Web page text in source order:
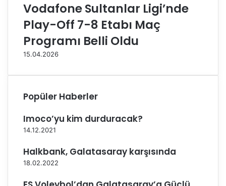
l
ı
h
k
ı
d
a
i
i
y
a
a
ı
Vodafone Sultanlar Ligi’nde
Play-Off 7-8 Etabı Maç
Programı Belli Oldu
15.04.2026
Popüler Haberler
Imoco’yu kim durduracak?
14.12.2021
Halkbank, Galatasaray karşısında
18.02.2022